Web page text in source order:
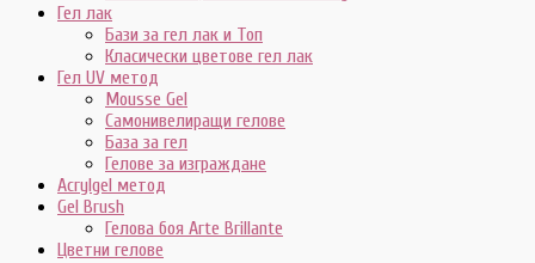
Гел лак
Бази за гел лак и Топ
Класически цветове гел лак
Гел UV метод
Mousse Gel
Самонивелиращи гелове
База за гел
Гелове за изграждане
Acrylgel метод
Gel Brush
Гелова боя Arte Brillante
Цветни гелове